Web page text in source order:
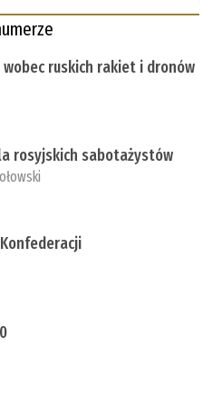
wobec ruskich rakiet i dronów
rosyjskich sabotażystów